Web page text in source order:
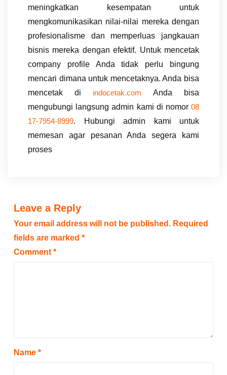
meningkatkan kesempatan untuk
mengkomunikasikan nilai-nilai mereka dengan
profesionalisme dan memperluas jangkauan
bisnis mereka dengan efektif. Untuk mencetak
company profile Anda tidak perlu bingung
mencari dimana untuk mencetaknya. Anda bisa
mencetak di indocetak.com Anda bisa
mengubungi langsung admin kami di nomor 08
17-7954-8999. Hubungi admin kami untuk
memesan agar pesanan Anda segera kami
proses
Leave a Reply
Your email address will not be published. Required
fields are marked *
Comment *
Name *